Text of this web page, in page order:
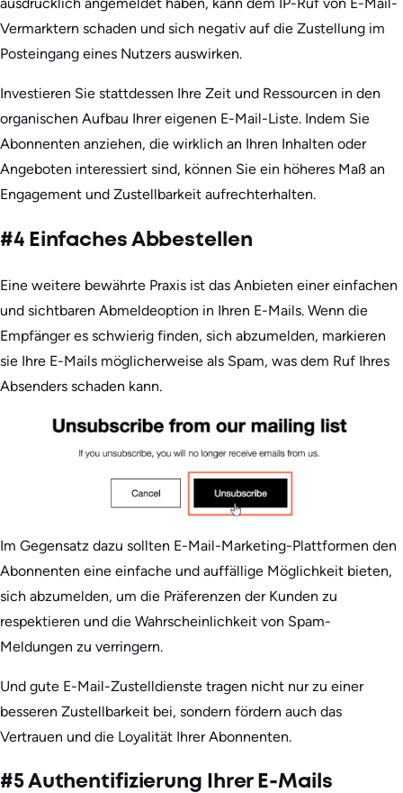
ausdrücklich angemeldet haben, kann dem IP-Ruf von E-Mail-
Vermarktern schaden und sich negativ auf die Zustellung im
Posteingang eines Nutzers auswirken.
Investieren Sie stattdessen Ihre Zeit und Ressourcen in den
organischen Aufbau Ihrer eigenen E-Mail-Liste. Indem Sie
Abonnenten anziehen, die wirklich an Ihren Inhalten oder
Angeboten interessiert sind, können Sie ein höheres Maß an
Engagement und Zustellbarkeit aufrechterhalten.
#4 Einfaches Abbestellen
Eine weitere bewährte Praxis ist das Anbieten einer einfachen
und sichtbaren Abmeldeoption in Ihren E-Mails. Wenn die
Empfänger es schwierig finden, sich abzumelden, markieren
sie Ihre E-Mails möglicherweise als Spam, was dem Ruf Ihres
Absenders schaden kann.
Im Gegensatz dazu sollten E-Mail-Marketing-Plattformen den
Abonnenten eine einfache und auffällige Möglichkeit bieten,
sich abzumelden, um die Präferenzen der Kunden zu
respektieren und die Wahrscheinlichkeit von Spam-
Meldungen zu verringern.
Und gute E-Mail-Zustelldienste tragen nicht nur zu einer
besseren Zustellbarkeit bei, sondern fördern auch das
Vertrauen und die Loyalität Ihrer Abonnenten.
#5 Authentifizierung Ihrer E-Mails